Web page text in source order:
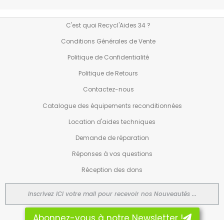
C'est quoi Recycl'Aides 34 ?
Conditions Générales de Vente
Politique de Confidentialité
Politique de Retours
Contactez-nous
Catalogue des équipements reconditionnées
Location d'aides techniques
Demande de réparation
Réponses à vos questions
Réception des dons